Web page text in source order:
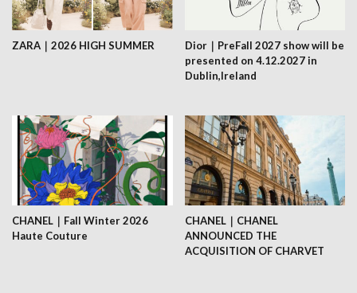
ZARA｜2026 HIGH SUMMER
Dior｜PreFall 2027 show will be
presented on 4.12.2027 in
Dublin,Ireland
CHANEL｜Fall Winter 2026
Haute Couture
CHANEL｜CHANEL
ANNOUNCED THE
ACQUISITION OF CHARVET